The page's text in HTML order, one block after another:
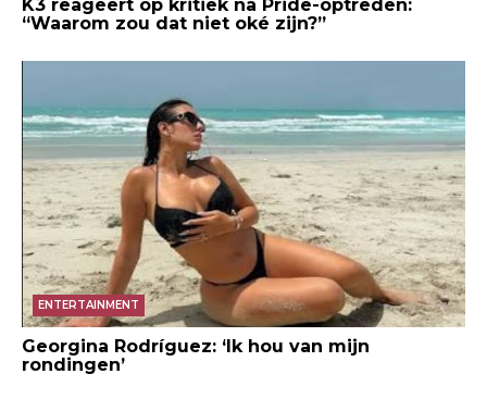
K3 reageert op kritiek na Pride-optreden:
“Waarom zou dat niet oké zijn?”
ENTERTAINMENT
Georgina Rodríguez: ‘Ik hou van mijn
rondingen’